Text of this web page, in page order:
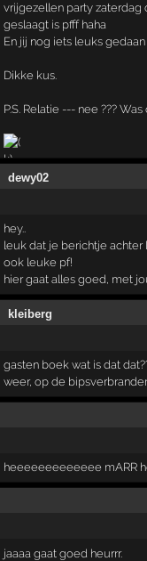
vrijgezellen party zaterdag
geslaagt is pfff haha
En jij nog iets leuks gedaan
Dikke kus.
P.S. Relatie --- nee ???
dewy02
hey..
leuk dat je berichtje achter
ook leuke pf!
hier gaat alles goed, met
kleiberg
gasten boek wat is dat
weer, op de bipsverbrander
heeeeeeeeeeeee mARR
jaaaa gaat goed heurrr.